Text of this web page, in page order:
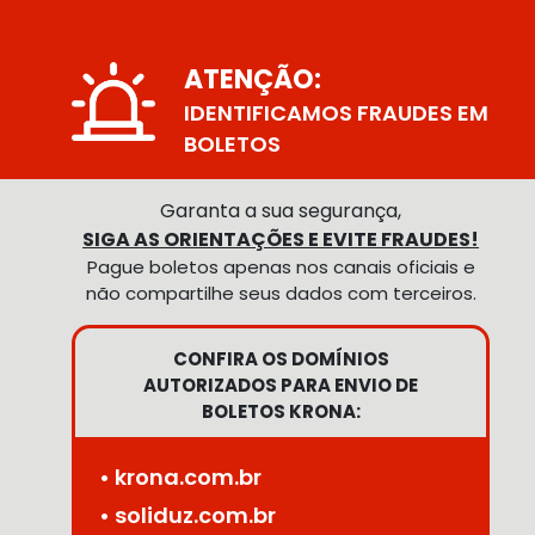
ATENÇÃO:
IDENTIFICAMOS FRAUDES EM
BOLETOS
Garanta a sua segurança,
SIGA AS ORIENTAÇÕES E EVITE FRAUDES!
Pague boletos apenas nos canais oficiais e
não compartilhe seus dados com terceiros.
CONFIRA OS DOMÍNIOS
AUTORIZADOS PARA ENVIO DE
BOLETOS KRONA:
• krona.com.br
• soliduz.com.br